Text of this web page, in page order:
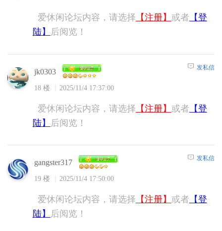
爱休闲论坛内容，请选择 【注册】 或者 【登
陆】
后阅览！
jk0303
18 楼 2025/11/4 17:37:00
发私信
爱休闲论坛内容，请选择 【注册】 或者 【登
陆】
后阅览！
gangster317
19 楼 2025/11/4 17:50:00
发私信
爱休闲论坛内容，请选择 【注册】 或者 【登
陆】
后阅览！